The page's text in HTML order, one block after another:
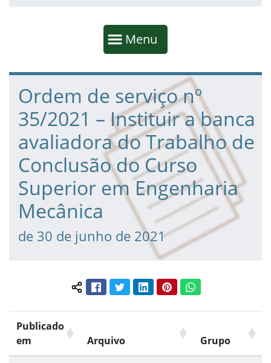
Mostrar
Menu
Fim da navegação
Início do conteúdo
Ordem de serviço nº
35/2021 – Instituir a banca
avaliadora do Trabalho de
Conclusão do Curso
Superior em Engenharia
Mecânica
de 30 de junho de 2021
Compartilhar conteúdo:
FacebookTwitterLinkedInPinterestWhatsApp
Publicado
em
Arquivo Grupo